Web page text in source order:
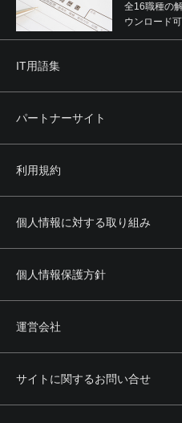
全16職種の
ウンロード
IT用語集
パートナーサイト
利用規約
個人情報に対する取り組み
個人情報保護方針
運営会社
サイトに関するお問い合せ